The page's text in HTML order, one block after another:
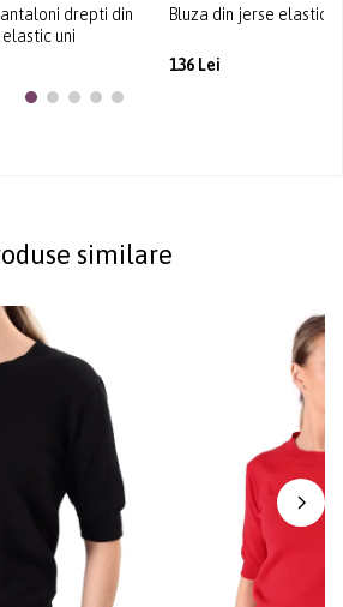
drepti din
uni
Bluza din jerse elastic
136 Lei
similare